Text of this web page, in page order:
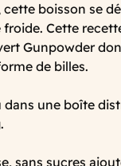
boisson se
Cette
Gunpowder
de billes.
dans une boîte
sans sucres